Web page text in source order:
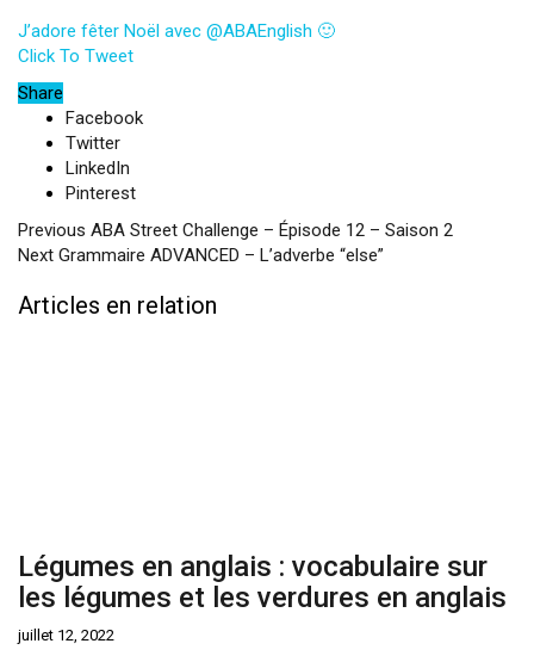
J’adore fêter Noël avec @ABAEnglish 🙂
Click To Tweet
Share
Facebook
Twitter
LinkedIn
Pinterest
Previous ABA Street Challenge – Épisode 12 – Saison 2
Next Grammaire ADVANCED – L’adverbe “else”
Articles en relation
Légumes en anglais : vocabulaire sur
les légumes et les verdures en anglais
juillet 12, 2022